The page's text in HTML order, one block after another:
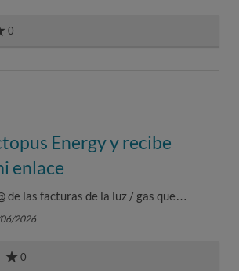
0
Energy y recibe
enlace
de las facturas de la luz / gas que
Yo también lo estaba… Hasta
2026
0